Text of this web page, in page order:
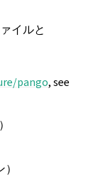
イルと
pango, see